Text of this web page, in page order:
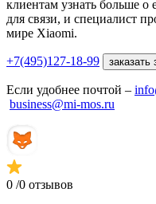
клиентам узнать больше о
для связи, и специалист
мире Xiaomi.
+7(495)127-18-99 заказать
Если удобнее почтой –
business@mi-mos.ru
0 /0 отзывов